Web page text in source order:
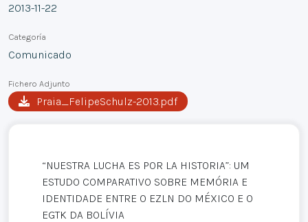
2013-11-22
Categoría
Comunicado
Fichero Adjunto
Praia_FelipeSchulz-2013.pdf
“NUESTRA LUCHA ES POR LA HISTORIA”: UM
ESTUDO COMPARATIVO SOBRE MEMÓRIA E
IDENTIDADE ENTRE O EZLN DO MÉXICO E O
EGTK DA BOLÍVIA